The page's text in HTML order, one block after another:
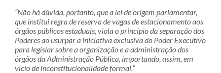
“Não há dúvida, portanto, que a lei de origem parlamentar,
que institui regra de reserva de vagas de estacionamento aos
órgãos públicos estaduais, viola o princípio da separação dos
Poderes ao usurpar a iniciativa exclusiva do Poder Executivo
para legislar sobre a organização e a administração dos
órgãos da Administração Pública, importando, assim, em
vício de inconstitucionalidade formal.”